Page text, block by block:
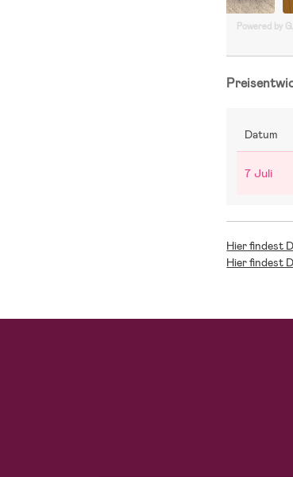
Powered by
Datum
7 Juli
Hier findest
Hier findest